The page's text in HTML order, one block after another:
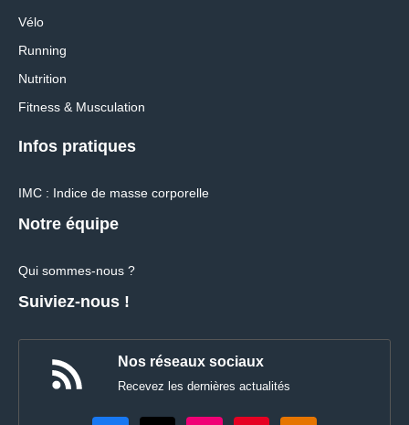
Vélo
Running
Nutrition
Fitness & Musculation
Infos pratiques
IMC : Indice de masse corporelle
Notre équipe
Qui sommes-nous ?
Suiviez-nous !
Nos réseaux sociaux
Recevez les dernières actualités